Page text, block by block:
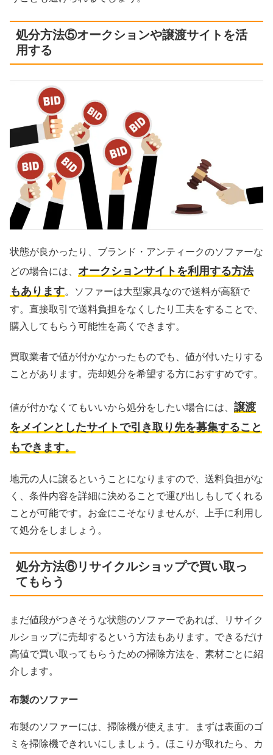
処分方法⑤オークションや譲渡サイトを活
用する
状態が良かったり、ブランド・アンティークのソファーな
どの場合には、 オークションサイトを利用する方法
もあります。ソファーは大型家具なので送料が高額で
す。直接取引で送料負担をなくしたり工夫をすることで、
購入してもらう可能性を高くできます。
買取業者で値が付かなかったものでも、値が付いたりする
ことがあります。売却処分を希望する方におすすめです。
値が付かなくてもいいから処分をしたい場合には、 譲渡
をメインとしたサイトで引き取り先を募集すること
もできます。
地元の人に譲るということになりますので、送料負担がな
く、条件内容を詳細に決めることで運び出しもしてくれる
ことが可能です。お金にこそなりませんが、上手に利用し
て処分をしましょう。
処分方法⑥リサイクルショップで買い取っ
てもらう
まだ値段がつきそうな状態のソファーであれば、リサイク
ルショップに売却するという方法もあります。できるだけ
高値で買い取ってもらうための掃除方法を、素材ごとに紹
介します。
布製のソファー
布製のソファーには、掃除機が使えます。まずは表面のゴ
ミを掃除機できれいにしましょう。ほこりが取れたら、カ